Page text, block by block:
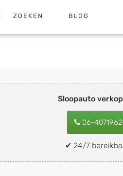
ZOEKEN BLOG
Sloopauto
06-
✔ 24/7